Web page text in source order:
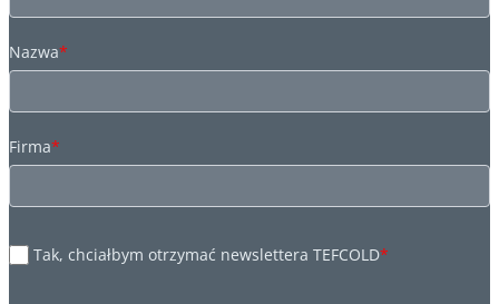
Nazwa*
Firma*
Tak, chciałbym otrzymać newslettera TEFCOLD*